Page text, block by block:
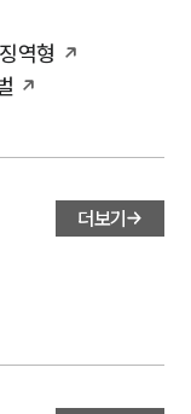
역형
더보기